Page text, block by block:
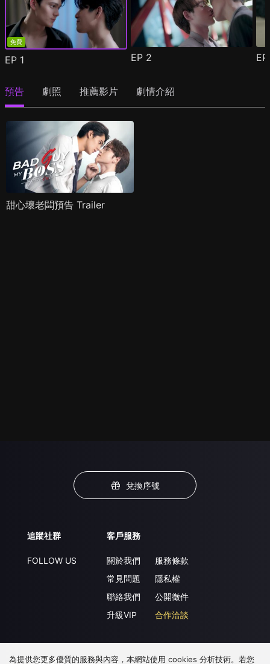
免費
EP 1 EP 2
預告 劇照 推薦影片 劇情介紹
甜心壞老闆預告 Trailer
兌換序號
追蹤社群
FOLLOW US
客戶服務
關於我們
常見問題
聯絡我們
升級VIP
服務條款
隱私權
公開徵件
合作洽談
下載 APP
為提供您更多優質的服務與內容，本網站使用 cookies 分析技術。若您